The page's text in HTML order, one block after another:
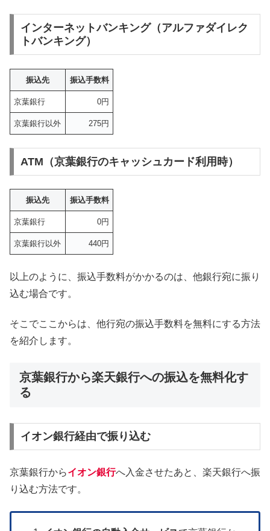
インターネットバンキング（アルファダイレク
トバンキング）
振込先 振込手数料
京葉銀行 0円
京葉銀行以外 275円
ATM（京葉銀行のキャッシュカード利用時）
振込先 振込手数料
京葉銀行 0円
京葉銀行以外 440円
以上のように、振込手数料がかかるのは、他銀行宛に振り
込む場合です。
そこでここからは、他行宛の振込手数料を無料にする方法
を紹介します。
京葉銀行から楽天銀行への振込を無料化す
る
イオン銀行経由で振り込む
京葉銀行からイオン銀行へ入金させたあと、楽天銀行へ振
り込む方法です。